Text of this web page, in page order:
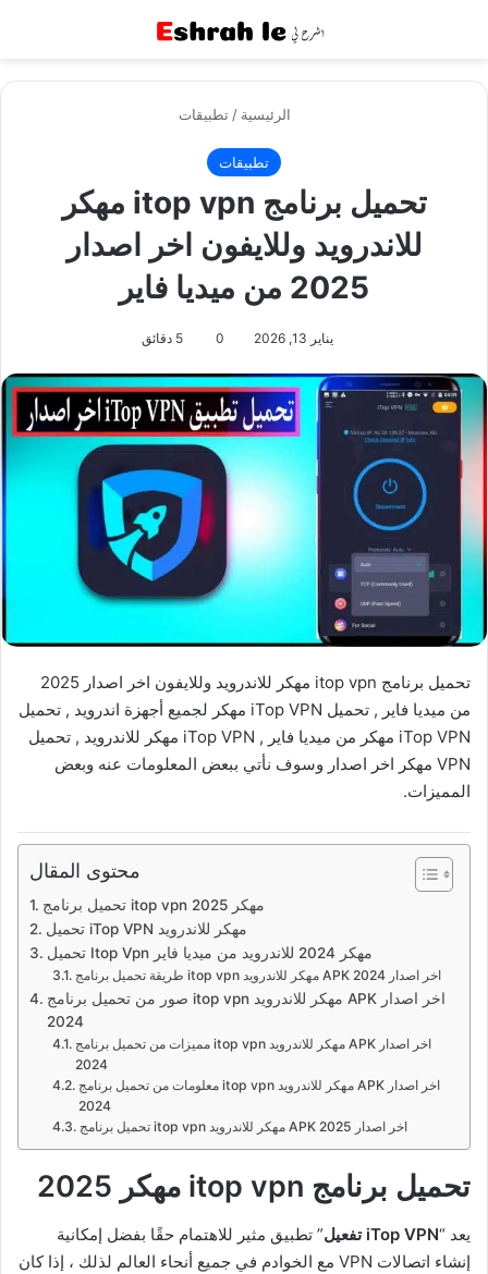
الرئيسية / تطبيقات
تطبيقات
تحميل برنامج itop vpn مهكر
للاندرويد وللايفون اخر اصدار
2025 من ميديا فاير
يناير 13, 2026 0 5 دقائق
تحميل برنامج itop vpn مهكر للاندرويد وللايفون اخر اصدار 2025
من ميديا فاير , تحميل iTop VPN مهكر لجميع أجهزة اندرويد , تحميل
iTop VPN مهكر من ميديا فاير , iTop VPN مهكر للاندرويد , تحميل
VPN مهكر اخر اصدار وسوف نأتي ببعض المعلومات عنه وبعض
المميزات.
محتوى المقال
تحميل برنامج itop vpn مهكر 2025
تحميل iTop VPN مهكر للاندرويد
تحميل Itop Vpn مهكر 2024 للاندرويد من ميديا فاير
طريقة تحميل برنامج itop vpn مهكر للاندرويد APK اخر اصدار 2024
صور من تحميل برنامج itop vpn مهكر للاندرويد APK اخر اصدار
2024
مميزات من تحميل برنامج itop vpn مهكر للاندرويد APK اخر اصدار
2024
معلومات من تحميل برنامج itop vpn مهكر للاندرويد APK اخر اصدار
2024
تحميل برنامج itop vpn مهكر للاندرويد APK اخر اصدار 2025
تحميل برنامج itop vpn مهكر 2025
يعد “iTop VPN تفعيل
” تطبيق مثير للاهتمام حقًا بفضل إمكانية
إنشاء اتصالات VPN مع الخوادم في جميع أنحاء العالم لذلك ، إذا كان